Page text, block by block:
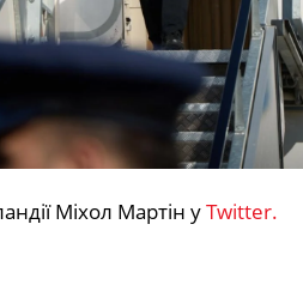
Міхол Мартін уTwitter.